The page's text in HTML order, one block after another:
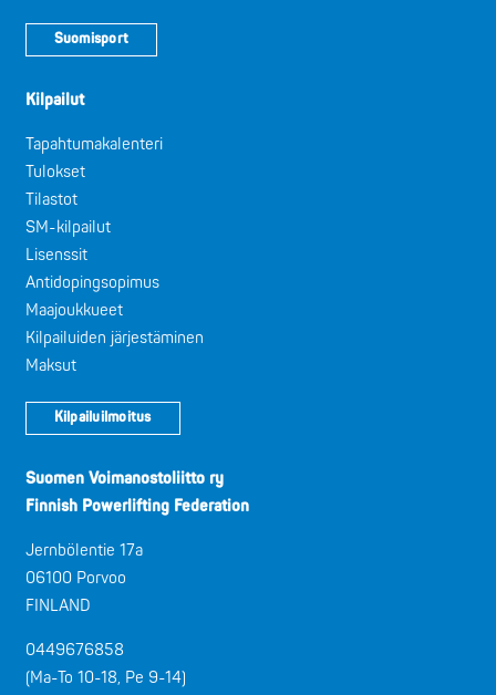
Suomisport
Kilpailut
Tapahtumakalenteri
Tulokset
Tilastot
SM-kilpailut
Lisenssit
Antidopingsopimus
Maajoukkueet
Kilpailuiden järjestäminen
Maksut
Kilpailuilmoitus
Suomen Voimanostoliitto ry
Finnish Powerlifting Federation
Jernbölentie 17a
06100 Porvoo
FINLAND
0449676858
(Ma-To 10-18, Pe 9-14)